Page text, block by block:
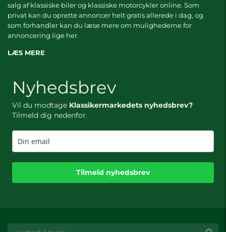
salg af klassiske biler og klassiske motorcykler online. Som
privat kan du oprette annoncer helt gratis allerede i dag, og
som forhandler kan du læse mere om mulighederne for
annoncering lige her.
LÆS MERE
Nyhedsbrev
Vil du modtage Klassikermarkedets nyhedsbrev?
Tilmeld dig nedenfor.
Tilmeld nyhedsbrev